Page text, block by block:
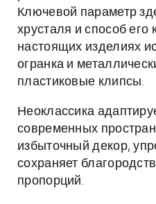
Ключевой параметр
хрусталя и способ его
настоящих изделиях
огранка и
пластиковые клипсы.
Неоклассика
современных
избыточный декор,
сохраняет
пропорций.